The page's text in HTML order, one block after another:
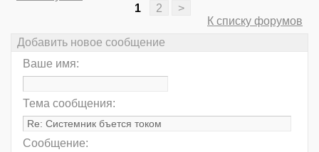
1
2
>
К списку форумов
Добавить новое сообщение
Ваше имя:
Тема сообщения:
Сообщение: